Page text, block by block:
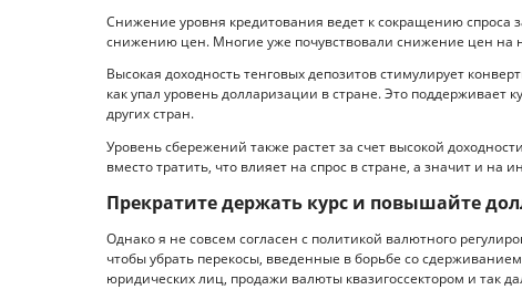
Снижение уровня кредитования ведет к сокращению спроса
снижению цен. Многие уже почувствовали снижение цен на
Высокая доходность тенговых депозитов стимулирует
как упал уровень долларизации в стране. Это
других стран.
Уровень сбережений также растет за счет высокой
вместо тратить, что влияет на спрос в стране, а значит и на
Прекратите держать курс и повышайте
Однако я не совсем согласен с политикой валютного
чтобы убрать перекосы, введенные в борьбе со
юридических лиц, продажи валюты квазигоссектором и так